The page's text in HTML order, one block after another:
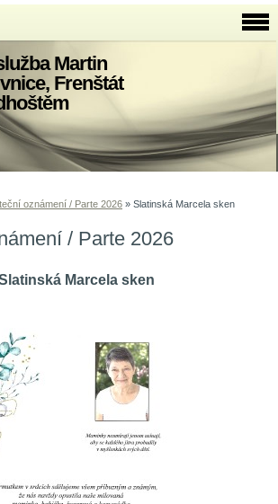
Martin
Frenštát
oznámení / Parte 2026 » Slatinská Marcela sken
/ Parte 2026
Marcela sken